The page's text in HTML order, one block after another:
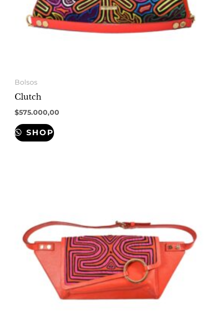
Bolsos
Clutch
$575.000,00
SHOP